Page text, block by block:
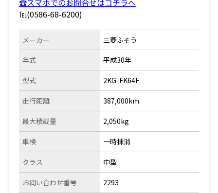
℡(0586-68-6200)
メーカー
年式
型式
走行距離
三菱ふそう
平成30年
2KG-FK64F
387,000km
最大積載量
車検
クラス
お問い合わせ番号
2,050kg
一時抹消
中型
2293